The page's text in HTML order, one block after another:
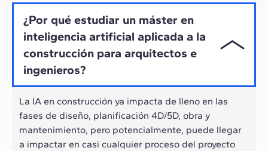
¿Por qué estudiar un máster en
inteligencia artificial aplicada a la
construcción para arquitectos e
ingenieros?
La IA en construcción ya impacta de lleno en las
fases de diseño, planificación 4D/5D, obra y
mantenimiento, pero potencialmente, puede llegar
a impactar en casi cualquier proceso del proyecto